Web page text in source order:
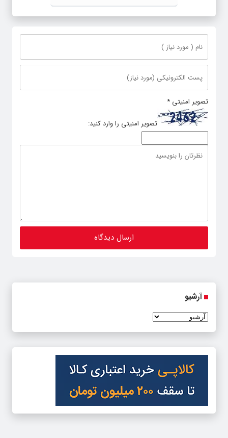
مرا سنگین‌تر کرد
تصویر امنیتی *
تصویر امنیتی را وارد کنید:
آرشیو